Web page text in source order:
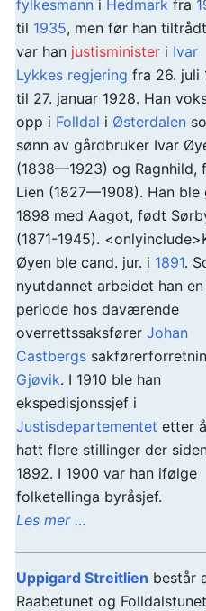
fylkesmann i Hedmark fra
til 1935, men før han
var han justisminister i Ivar
Lykkes regjering fra 26. juli
til 27. januar 1928. Han
opp i Folldal i Østerdalen
sønn av gårdbruker Ivar
(1838—1923) og Ragnhild,
Lien (1827—1908). Han ble
1898 med Aagot, født
(1871-1945).
Øyen ble cand. jur. i 1891.
nyutdannet arbeidet han
periode hos daværende
overrettssaksfører Johan
Castbergs
Gjøvik. I 1910 ble han
ekspedisjonssjef i
Justisdepartementet etter
hatt flere stillinger der
1892. I 1900 var han ifølge
folketellinga byråsjef.
Les mer …
Uppigard Streitlien består
Raabetunet og